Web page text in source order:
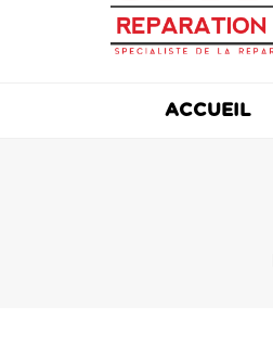
ACCUEIL